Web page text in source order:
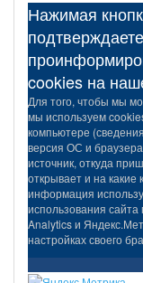
Нажимая
cookies на
Для того, чтобы мы
мы используем
компьютере
версия ОС и
источник, откуда
открывает и на какие
информация
использования
Analytics и
настройках своего